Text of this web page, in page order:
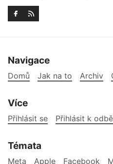
Navigace
Domů Jak na to Archiv
Více
Přihlásit se Přihlásit k
Témata
Meta Apple Facebook